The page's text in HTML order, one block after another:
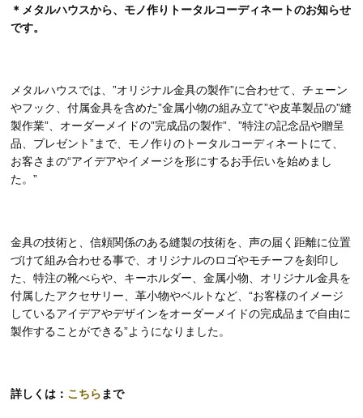
＊メタルハウスから、モノ作りトータルコーディネートのお知らせ
です。
メタルハウスでは、”オリジナル金具の製作”に合わせて、チェーン
やフック、付属金具を含めた”金属小物の組み立て”や皮革製品の”縫
製作業”、オーダーメイドの”完成品の製作”、”特注の記念品や贈呈
品、プレゼント”まで、モノ作りのトータルコーディネートにて、
お客さまの“アイデアやイメージを形にするお手伝いを始めまし
た。”
金具の技術と、信頼関係のある縫製の技術を、声の届く距離に位置
づけて組み合わせる事で、オリジナルのロゴやモチーフを刻印し
た、特注の靴べらや、キーホルダー、金属小物、オリジナル金具を
付属したアクセサリー、革小物やベルトなど、“お客様のイメージ
しているアイデアやデザインをオーダーメイドの完成品まで自由に
製作することができる”ようになりました。
詳しくは： こちらまで